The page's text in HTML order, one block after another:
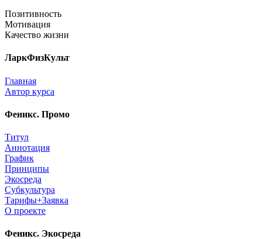
Позитивность
Мотивация
Качество жизни
ЛаркФизКульт
Главная
Автор курса
Феникс. Промо
Титул
Аннотация
График
Принципы
Экосреда
Субкультура
Тарифы+Заявка
О проекте
Феникс. Экосреда